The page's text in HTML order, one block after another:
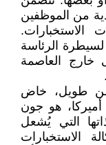
من الموظفين
الاستخبارات.
الرئاسة
خارج العاصمة
طويل، خاض
هو جون
التي يُشعل
الاستخبارات